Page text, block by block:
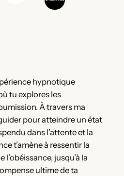
hypnotique
tu explores les
À travers ma
pour atteindre un état
dans l’attente et la
t’amène à ressentir la
jusqu’à la
ultime de ta